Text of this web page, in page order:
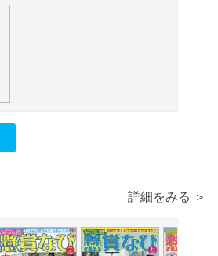
詳細をみる ＞